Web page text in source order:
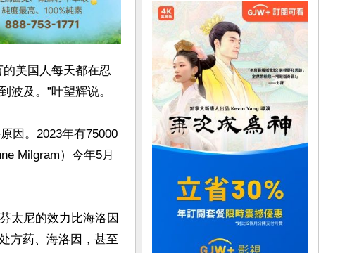
美国人每天都在忍
及。”叶望辉说。
因。2023年有75000
Milgram）今年5月
太尼的效力比海洛因
方药、海洛因，甚至